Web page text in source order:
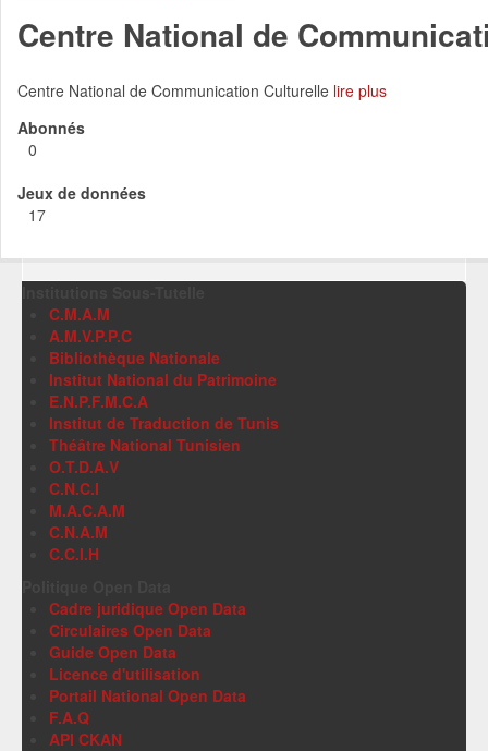
Centre National de
Centre National de Communication Culturelle lire plus
Abonnés
0
Jeux de données
17
C.M.A.M
A.M.V.P.P.C
Bibliothèque Nationale
Institut National du Patrimoine
E.N.P.F.M.C.A
Institut de Traduction de Tunis
Théâtre National Tunisien
O.T.D.A.V
C.N.C.I
M.A.C.A.M
C.N.A.M
C.C.I.H
Cadre juridique Open Data
Circulaires Open Data
Guide Open Data
Licence d'utilisation
Portail National Open Data
F.A.Q
API CKAN